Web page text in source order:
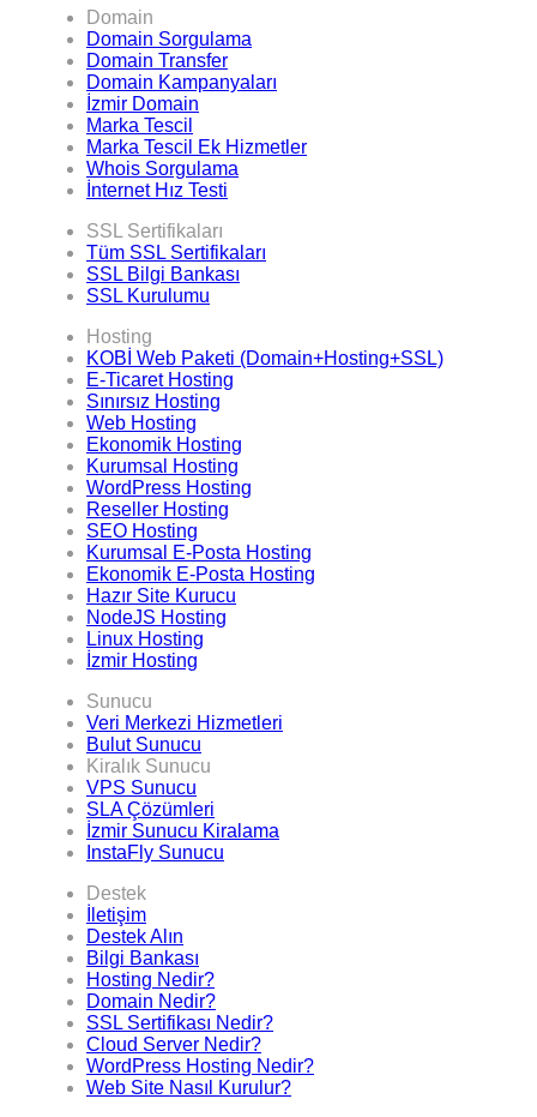
Domain
Domain Sorgulama
Domain Transfer
Domain Kampanyaları
İzmir Domain
Marka Tescil
Marka Tescil Ek Hizmetler
Whois Sorgulama
İnternet Hız Testi
SSL Sertifikaları
Tüm SSL Sertifikaları
SSL Bilgi Bankası
SSL Kurulumu
Hosting
KOBİ Web Paketi (Domain+Hosting+SSL)
E-Ticaret Hosting
Sınırsız Hosting
Web Hosting
Ekonomik Hosting
Kurumsal Hosting
WordPress Hosting
Reseller Hosting
SEO Hosting
Kurumsal E-Posta Hosting
Ekonomik E-Posta Hosting
Hazır Site Kurucu
NodeJS Hosting
Linux Hosting
İzmir Hosting
Sunucu
Veri Merkezi Hizmetleri
Bulut Sunucu
Kiralık Sunucu
VPS Sunucu
SLA Çözümleri
İzmir Sunucu Kiralama
InstaFly Sunucu
Destek
İletişim
Destek Alın
Bilgi Bankası
Hosting Nedir?
Domain Nedir?
SSL Sertifikası Nedir?
Cloud Server Nedir?
WordPress Hosting Nedir?
Web Site Nasıl Kurulur?